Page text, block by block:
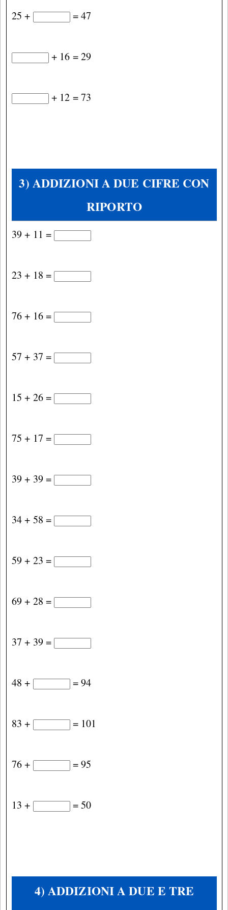
25 + = 47
+ 16 = 29
+ 12 = 73
3) ADDIZIONI A DUE CIFRE CON
RIPORTO
39 + 11 =
23 + 18 =
76 + 16 =
57 + 37 =
15 + 26 =
75 + 17 =
39 + 39 =
34 + 58 =
59 + 23 =
69 + 28 =
37 + 39 =
48 + = 94
83 + = 101
76 + = 95
13 + = 50
4) ADDIZIONI A DUE E TRE